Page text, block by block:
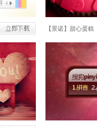
【景诺】甜心蛋糕